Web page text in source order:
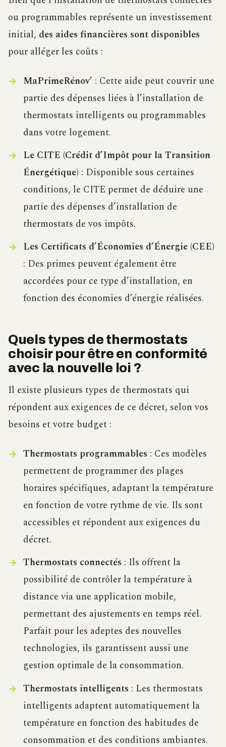
ou programmables représente un investissement
initial, des aides financières sont disponibles
pour alléger les coûts :
MaPrimeRénov’ : Cette aide peut couvrir une
partie des dépenses liées à l’installation de
thermostats intelligents ou programmables
dans votre logement.
Le CITE (Crédit d’Impôt pour la Transition
Énergétique) : Disponible sous certaines
conditions, le CITE permet de déduire une
partie des dépenses d’installation de
thermostats de vos impôts.
Les Certificats d’Économies d’Énergie (CEE)
: Des primes peuvent également être
accordées pour ce type d’installation, en
fonction des économies d’énergie réalisées.
Quels types de thermostats
choisir pour être en conformité
avec la nouvelle loi ?
Il existe plusieurs types de thermostats qui
répondent aux exigences de ce décret, selon vos
besoins et votre budget :
Thermostats programmables : Ces modèles
permettent de programmer des plages
horaires spécifiques, adaptant la température
en fonction de votre rythme de vie. Ils sont
accessibles et répondent aux exigences du
décret.
Thermostats connectés : Ils offrent la
possibilité de contrôler la température à
distance via une application mobile,
permettant des ajustements en temps réel.
Parfait pour les adeptes des nouvelles
technologies, ils garantissent aussi une
gestion optimale de la consommation.
Thermostats intelligents : Les thermostats
intelligents adaptent automatiquement la
température en fonction des habitudes de
consommation et des conditions ambiantes.